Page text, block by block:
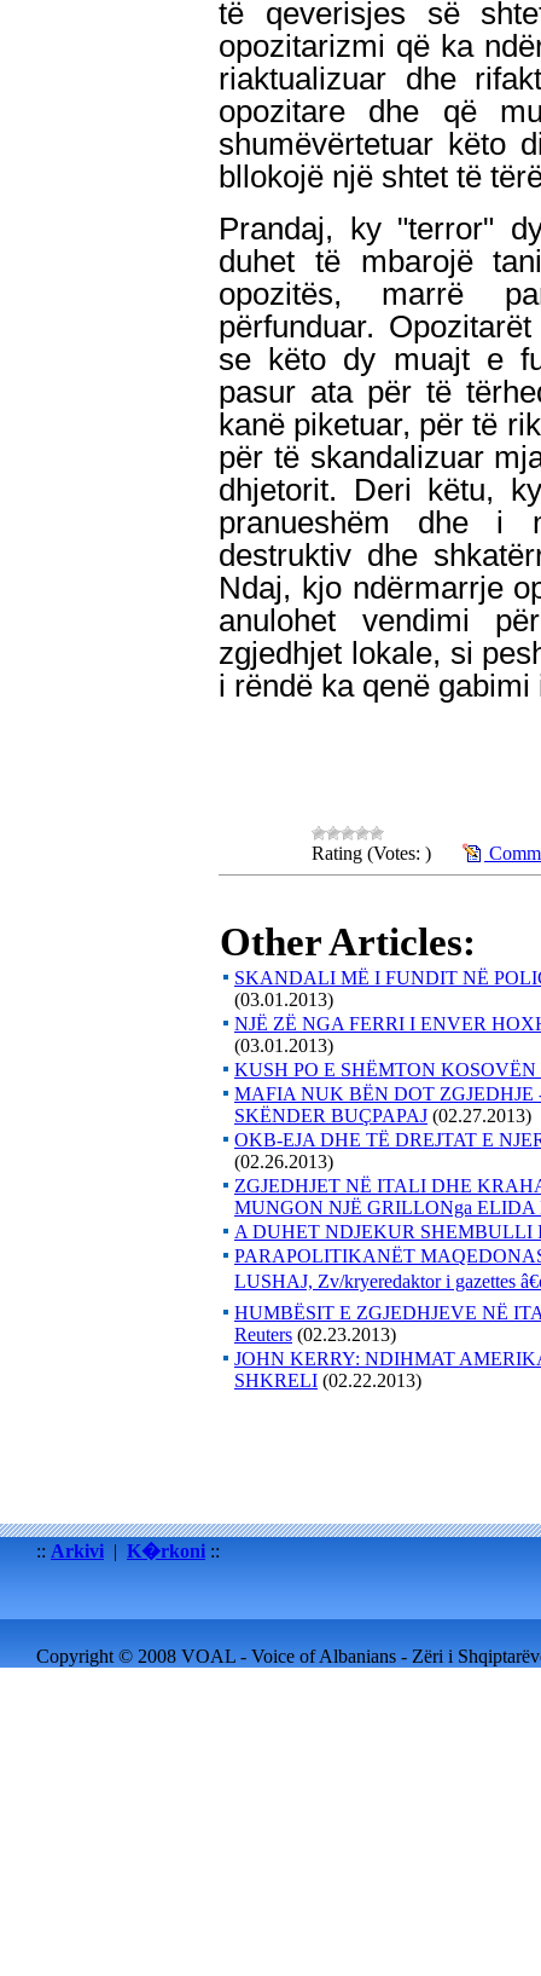
të qeverisjes së
opozitarizmi që ka
riaktualizuar dhe
opozitare dhe që
shumëvërtetuar këto
bllokojë një shtet të
Prandaj, ky "terror"
duhet të mbarojë
opozitës, marrë
përfunduar.
se këto dy muajt e
pasur ata për të
kanë piketuar, për të
për të skandalizuar
dhjetorit. Deri këtu,
pranueshëm dhe i
destruktiv dhe
Ndaj, kjo ndërmarrje
anulohet vendimi
zgjedhjet lokale, si
i rëndë ka qenë
Rating (Votes: )
Other Articles:
SKANDALI MË I FUNDIT NË
(03.01.2013)
NJË ZË NGA FERRI I ENVER
(03.01.2013)
KUSH PO E SHËMTON
MAFIA NUK BËN DOT ZGJEDHJE
SKËNDER BUÇPAPAJ (02.27.2013)
OKB-EJA DHE TË DREJTAT E
(02.26.2013)
ZGJEDHJET NË ITALI DHE
MUNGON NJË GRILLONga ELIDA
A DUHET NDJEKUR SHEMBULLI
PARAPOLITIKANËT
LUSHAJ, Zv/kryeredaktor i gazettes
HUMBËSIT E ZGJEDHJEVE NË
Reuters (02.23.2013)
JOHN KERRY: NDIHMAT
SHKRELI (02.22.2013)
:: Arkivi | K�rkoni ::
Copyright © 2008 VOAL - Voice of Albanians - Zëri i